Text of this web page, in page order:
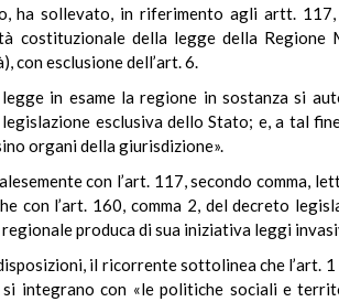
ha sollevato, in riferimento agli artt.
costituzionale della legge della
con esclusione dell’art. 6.
in esame la regione in sostanza si
esclusiva dello Stato; e, a tal
organi della giurisdizione».
con l’art. 117, secondo comma,
con l’art. 160, comma 2, del decreto
produca di sua iniziativa leggi
il ricorrente sottolinea che
integrano con «le politiche sociali e